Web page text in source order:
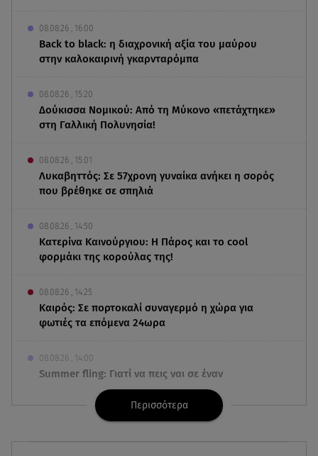
08.08.26 , 16:00
Back to black: η διαχρονική αξία του μαύρου
στην καλοκαιρινή γκαρνταρόμπα
08.08.26 , 15:20
Δούκισσα Νομικού: Από τη Μύκονο «πετάχτηκε»
στη Γαλλική Πολυνησία!
08.08.26 , 15:01
Λυκαβηττός: Σε 57χρονη γυναίκα ανήκει η σορός
που βρέθηκε σε σπηλιά
08.08.26 , 14:50
Κατερίνα Καινούργιου: Η Πάρος και το cool
φορμάκι της κορούλας της!
08.08.26 , 14:25
Καιρός: Σε πορτοκαλί συναγερμό η χώρα για
φωτιές τα επόμενα 24ωρα
08.08.26 , 14:00
Summer fling: Γιατί να πεις ναι σε έναν
καλοκαιρινό έρωτα
Αθηνά Οικονομάκου: Οι... hot αναρτήσεις της με
Περισσότερα